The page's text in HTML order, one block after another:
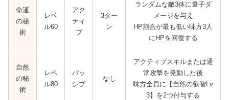
命運
の秘
術
レベ
ル60
アク
ティ
ブ
3ター
ン
ランダムな敵3体に量子ダ
メージを与え
HP割合が最も低い味方3人
にHPを回復する
自然
の秘
術
レベ
ル80
パッ
シブ
なし
アクティブスキルまたは通
常攻撃を発動した後
味方全員に【自然の叡智Lv
3】を2つ付与する